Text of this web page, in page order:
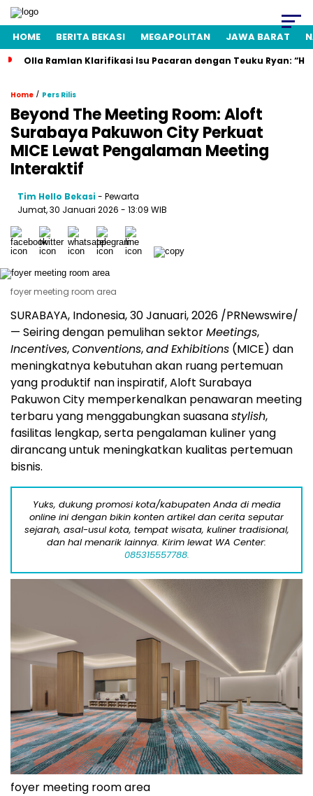
HOME BERITA BEKASI MEGAPOLITAN JAWA BARAT
Olla Ramlan Klarifikasi Isu Pacaran dengan Teuku Ryan:
Home / Pers Rilis
Beyond The Meeting Room: Aloft
Surabaya Pakuwon City Perkuat
MICE Lewat Pengalaman Meeting
Interaktif
Tim Hello Bekasi- Pewarta
Jumat, 30 Januari 2026 - 13:09 WIB
foyer meeting room area
SURABAYA, Indonesia,30 Januari, 2026 /PRNewswire/
— Seiring dengan pemulihan sektorMeetings,
Incentives,Conventions,andExhibitions (MICE) dan
meningkatnya kebutuhan akan ruang pertemuan
yang produktif nan inspiratif, Aloft Surabaya
Pakuwon City memperkenalkan penawaran meeting
terbaru yang menggabungkan suasanastylish,
fasilitas lengkap, serta pengalaman kuliner yang
dirancang untuk meningkatkan kualitas pertemuan
bisnis.
Yuks, dukung promosi kota/kabupaten Anda di media
online ini dengan bikin konten artikel dan cerita seputar
sejarah, asal-usul kota, tempat wisata, kuliner tradisional,
dan hal menarik lainnya. Kirim lewat WA Center:
085315557788.
foyer meeting room area